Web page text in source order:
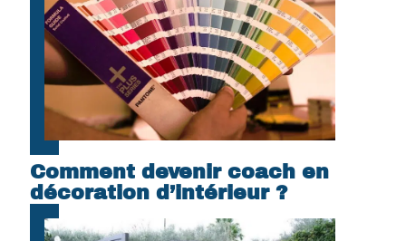
Comment devenir coach en
décoration d’intérieur ?